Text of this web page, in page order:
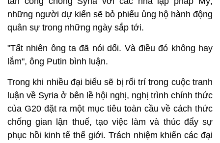
những người dự kiến sẽ bỏ phiếu ủng hộ hành động
quân sự trong những ngày sắp tới.
"Tất nhiên ông ta đã nói dối. Và điều đó không hay
lắm", ông Putin bình luận.
Trong khi nhiều đại biểu sẽ bị rối trí trong cuộc tranh
luận về Syria ở bên lề hội nghị, nghị trình chính thức
của G20 đặt ra một mục tiêu toàn cầu về cách thức
chống gian lận thuế, tạo việc làm và thúc đẩy sự
phục hồi kinh tế thế giới. Trách nhiệm khiến các đại